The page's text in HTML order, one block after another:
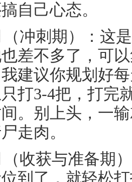
自己心态。
冲刺期）：这
差不多了，可
建议你规划好
打3-4把，打完
。别上头，一
走肉。
收获与准备期
到了，就轻松